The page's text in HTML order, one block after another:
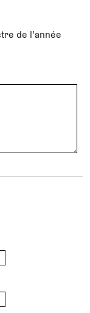
de l'année